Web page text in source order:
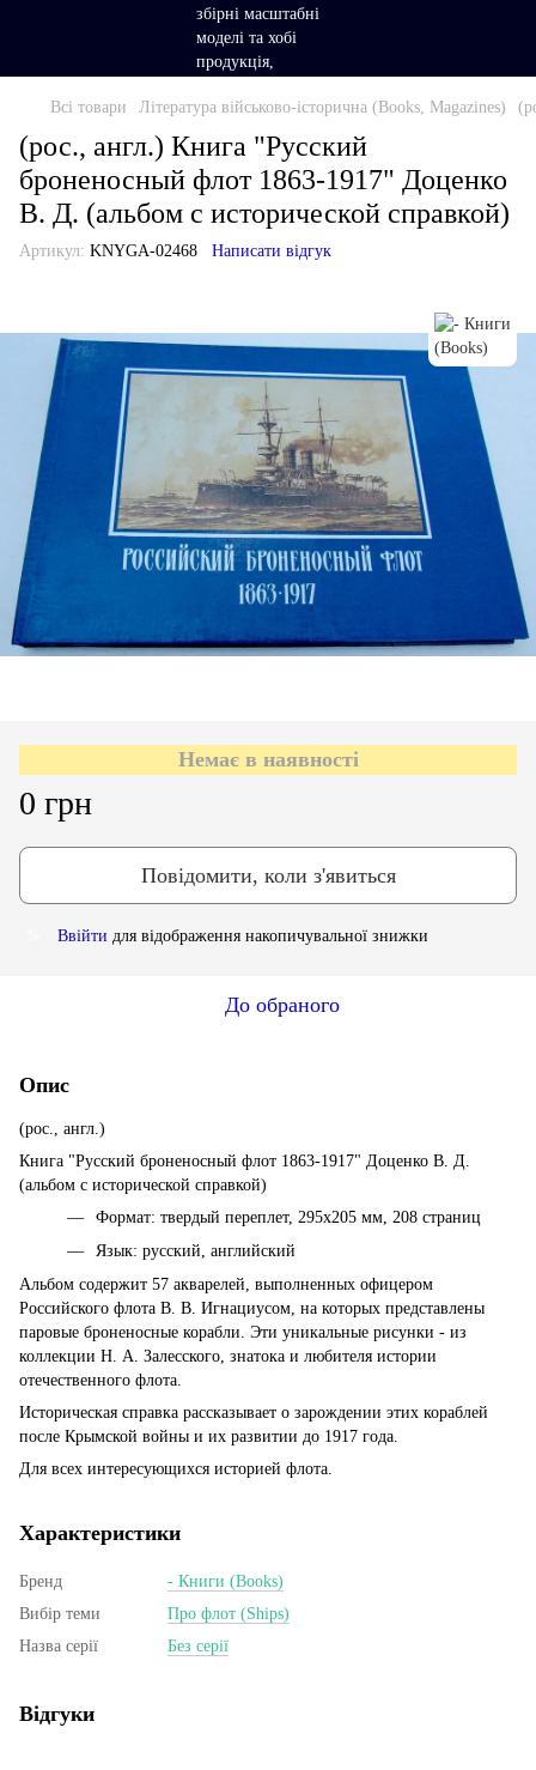
Всі товари Література військово-історична (Books, Magazines)
(рос., англ.) Книга "Русский
броненосный флот 1863-1917" Доценко
В. Д. (альбом с исторической справкой)
Артикул: KNYGA-02468 Написати відгук
Немає в наявності
0 грн
Повідомити, коли з'явиться
Ввійти для відображення накопичувальної знижки
До обраного
Опис
(рос., англ.)
Книга "Русский броненосный флот 1863-1917" Доценко В. Д.
(альбом с исторической справкой)
Формат: твердый переплет, 295х205 мм, 208 страниц
Язык: русский, английский
Альбом содержит 57 акварелей, выполненных офицером
Российского флота В. В. Игнациусом, на которых представлены
паровые броненосные корабли. Эти уникальные рисунки - из
коллекции Н. А. Залесского, знатока и любителя истории
отечественного флота.
Историческая справка рассказывает о зарождении этих кораблей
после Крымской войны и их развитии до 1917 года.
Для всех интересующихся историей флота.
Характеристики
Бренд
- Книги (Books)
Вибір теми
Про флот (Ships)
Назва серії
Без серії
Відгуки